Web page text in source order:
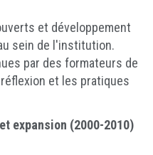
et développement
sein de l'institution.
par des formateurs de
et les pratiques
expansion (2000-2010)